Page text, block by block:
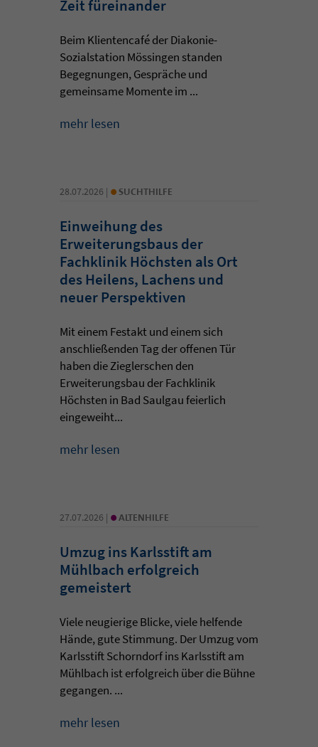
Zeit füreinander
Beim Klientencafé der Diakonie-
Sozialstation Mössingen standen
Begegnungen, Gespräche und
gemeinsame Momente im ...
mehr lesen
28.07.2026 | • SUCHTHILFE
Einweihung des
Erweiterungsbaus der
Fachklinik Höchsten als Ort
des Heilens, Lachens und
neuer Perspektiven
Mit einem Festakt und einem sich
anschließenden Tag der offenen Tür
haben die Zieglerschen den
Erweiterungsbau der Fachklinik
Höchsten in Bad Saulgau feierlich
eingeweiht...
mehr lesen
27.07.2026 | • ALTENHILFE
Umzug ins Karlsstift am
Mühlbach erfolgreich
gemeistert
Viele neugierige Blicke, viele helfende
Hände, gute Stimmung. Der Umzug vom
Karlsstift Schorndorf ins Karlsstift am
Mühlbach ist erfolgreich über die Bühne
gegangen. ...
mehr lesen